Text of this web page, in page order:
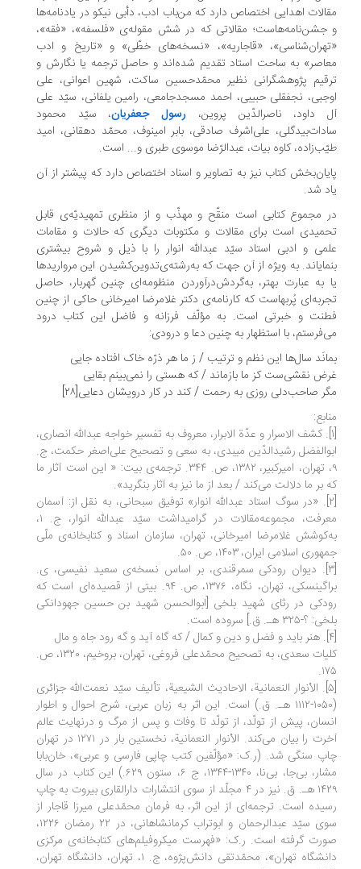
اهدایی اختصاص دارد که من‌باب ادب، دأبی نیکو در یادنامه‌ها
مقالاتی که در شش مقوله‌ی «فلسفه»، «فقه»،
«قاجاریه»، «نسخه‌های خطّی» و «تاریخ و ادب
به ساحت استاد تقدیم شده‌اند و حاصل ترجمه یا نگارش و
پژوهشگرانی نظیر محمّدحسین ساکت، شهین اعوانی، علی
نجفقلی حبیبی، احمد مسجدجامعی، رامین یلفانی، سیّد علی
داود، ناصرالدّین پروین،رسول جعفریان، سیّد محمود
علی‌اشرف صادقی، بابر امینوف، محمّد دهقانی، امید
کاوه بیات، عبدالرّضا موسوی طبری و... است.
کتاب نیز به تصاویر و اسناد اختصاص دارد که پیشتر از آن
شد.
مجموع کتابی است منقّح و مهذّب و از منظری تمهیدیّه‌ی قابل
است برای مقالات و مکتوبات دیگری که حالات و مقامات
و ادبی استاد سیّد عبدالله انوار را با ذیل و شروح بیشتری
به ویژه از آن جهت که به‌رشته‌ی‌تدوین‌کشیدن این مرواریدها
به عبارت بهتر، به‌گردش‌درآوردن منظومه‌ای ‌چنین گهربار، حاصل
پُربهاست که کارنامه‌ی دکتر غلامرضا امیرخانی حاکی از چنین
و خبرتی است. به مؤلّف فرزانه و فاضل این کتاب درود
با استظهار به چنین دعا و درودی:
سال‌ها این نظم و ترتیب / ز ما هر ذرّه خاک افتاده جایی
نقشی‌ست کز ما بازماند / که هستی را نمی‌بینم بقایی
صاحب‌دلی روزی به رحمت / کند در کار درویشان دعایی[۲۸]
[۱]. کشف الاسرار و عدّة الابرار، معروف به تفسیر خواجه عبدالله انصاری،
رشیدالدّین میبدی، به سعی و تصحیح علی‌اصغر حکمت، ج.
۹، تهران، امیرکبیر، ۱۳۸۲، ص. ۳۴۴. ترجمه‌ی بیت: « این است آثار ما
بر ما دلالت می‌کند / بعد از ما نیز به آثار بنگرید».
[۲]. «در سوگ استاد عبدالله انوار» توفیق سبحانی، به نقل از: آسمان
غلامرضا امیرخانی، تهران، سازمان اسناد و کتابخانه‌ی ملّی
اسلامی ایران، ۱۴۰۳، ص. ۵۰.
[۳]. دیوان رودکی سمرقندی، بر اساس نسخه‌ی سعید نفیسی، ی.
براگینسکی، تهران، نگاه، ۱۳۷۶، ص. ۹۴. بیتی از قصیده‌ای است که
در رثای شهید بلخی [ابوالحسن شهید بن حسین جهودانکی
۳۲۵ هـ. ق.] سروده است.
کلیات سعدی، به تصحیح محمّدعلی فروغی، تهران، بروخیم، ۱۳۲۰، ص.
[۵]. الأنوار النعمانیة، الاحادیث الشیعیة، تألیف سیّد ‎نعمت‌الله جزائری
(۱۰۵۰-۱۱۱۲ هـ. ق.) است. این اثر به زبان عربی، شرح احوال و اطوار
پیش‌ از تولّد، از تولّد تا وفات‌ و پس‌ از مرگ‌ و درنهایت عالم‌
آخرت را بیان می‌کند. الأنوار النعمانیة، نخستین ‌بار در ۱۲۷۱ در تهران
سنگی‌ شد. (ر.ک: «مؤلّفین‌ کتب‌ چاپی‌ فارسی‌ و عربی»‌، خان‌بابا
مشار، بی‌جا، بی‌نا، ۱۳۴۰-۱۳۴۴، ج ۶، ستون‌ ۶۲۹.) این کتاب در سال
۱۴۲۹ هـ. ق. نیز در ۴ مجلّد از سوی انتشارات دارالقاری بیروت به چاپ
است. ترجمه‌ای از این اثر، به‌ فرمان‌ محمّدعلی‌ میرزا قاجار از
سوی سیّد عبدالرحمان‌ و ابوتراب‌ کرمانشاهانی‌، در ۲۲ رمضان ۱۲۲۶،
گرفته است. ر.ک: «فهرست‌ میکروفیلم‌های‌ کتابخانه‌ی مرکزی‌
دانشگاه‌ تهران»‌، محمّدتقی دانش‌پژوه‌، ج. ۱، تهران، دانشگاه تهران،